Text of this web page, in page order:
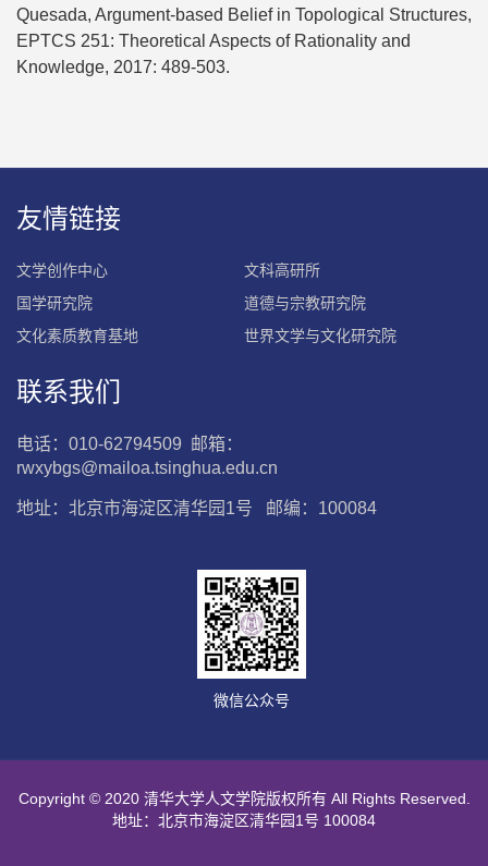
Quesada, Argument-based Belief in Topological Structures,
EPTCS 251: Theoretical Aspects of Rationality and
Knowledge, 2017: 489-503.
友情链接
文学创作中心
文科高研所
国学研究院
道德与宗教研究院
文化素质教育基地
世界文学与文化研究院
联系我们
电话：010-62794509 邮箱：
rwxybgs@mailoa.tsinghua.edu.cn
地址：北京市海淀区清华园1号 邮编：100084
微信公众号
Copyright © 2020 清华大学人文学院版权所有 All Rights Reserved.
地址：北京市海淀区清华园1号 100084